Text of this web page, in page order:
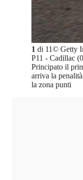
1 di 11© Getty
P11 - Cadillac
Principato il
arriva la
la zona punti